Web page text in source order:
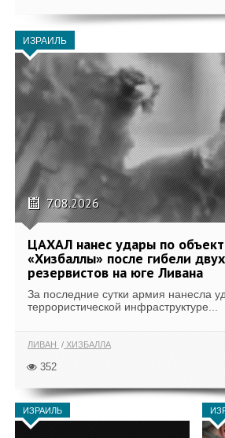
ИЗРАИЛЬ
7.08.2026
ЦАХАЛ нанес удары по
«Хизбаллы» после гибели двух
резервистов на юге Ливана
За последние сутки армия нанесла
террористической инфраструктуре...
ЛИВАН ХИЗБАЛЛА
352
ИЗРАИЛЬ